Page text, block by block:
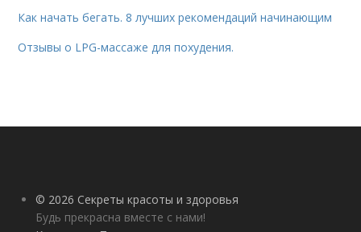
Как начать бегать. 8 лучших рекомендаций начинающим
Отзывы о LPG-массаже для похудения.
© 2026 Секреты красоты и здоровья
Будь прекрасна вместе с нами!